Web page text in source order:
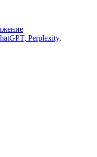
Perplexity,